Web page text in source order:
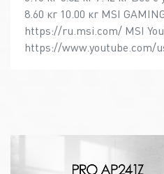
8.60 кг 10.00 кг MSI
https://ru.msi.com/ MSI
https://www.youtube.com/